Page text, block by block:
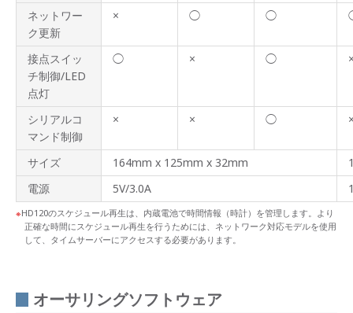
ネットワー
ク更新
× ◯ ◯
接点スイッ
チ制御/LED
点灯
◯ × ◯
シリアルコ
マンド制御
× × ◯
サイズ 164mm x 125mm x 32mm
電源
5V/3.0A
HD120のスケジュール再生は、内蔵電池で時間情報（時計）を管理します。より
正確な時間にスケジュール再生を行うためには、ネットワーク対応モデルを使用
して、タイムサーバーにアクセスする必要があります。
オーサリングソフトウェア